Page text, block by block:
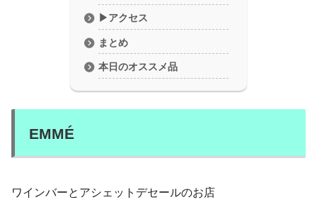
▶︎アクセス
まとめ
本日のオススメ品
EMMÉ
ワインバーとアシェットデセールのお店